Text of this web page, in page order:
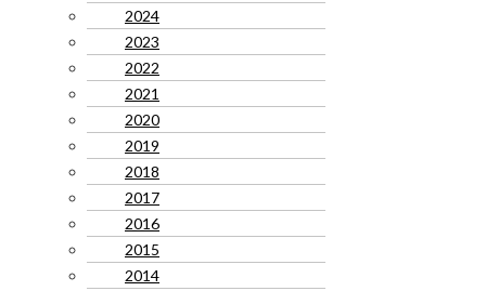
2024
2023
2022
2021
2020
2019
2018
2017
2016
2015
2014